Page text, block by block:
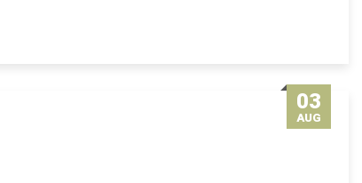
03
AUG